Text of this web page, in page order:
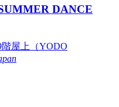
DANCE
屋上（YODO